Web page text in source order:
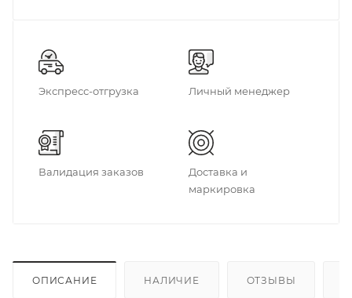
Экспресс-отгрузка Личный менеджер
Валидация заказов
Доставка и
маркировка
ОПИСАНИЕ НАЛИЧИЕ ОТЗЫВЫ